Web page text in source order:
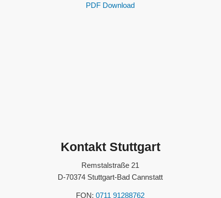
PDF Download
Kontakt Stuttgart
Remstalstraße 21
D-70374 Stuttgart-Bad Cannstatt
FON:0711 91288762